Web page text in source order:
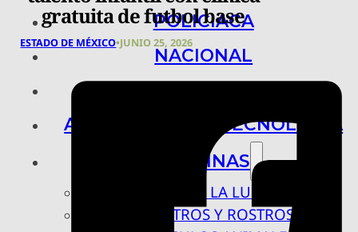
POLICIACA
NACIONAL
ARTE, CIENCIA Y TECNOLOGÍA
COLUMNAS
BAJO LA LUPA
RASTROS Y ROSTROS
gratuita de futbol base
ESTADO DE MÉXICO•JUNIO 25, 2026